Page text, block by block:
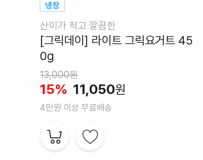
산미가 적고 깔끔한
[그릭데이] 라이트 그릭요거트 45
0g
13,000원
15% 11,050원
4만원 이상 무료배송